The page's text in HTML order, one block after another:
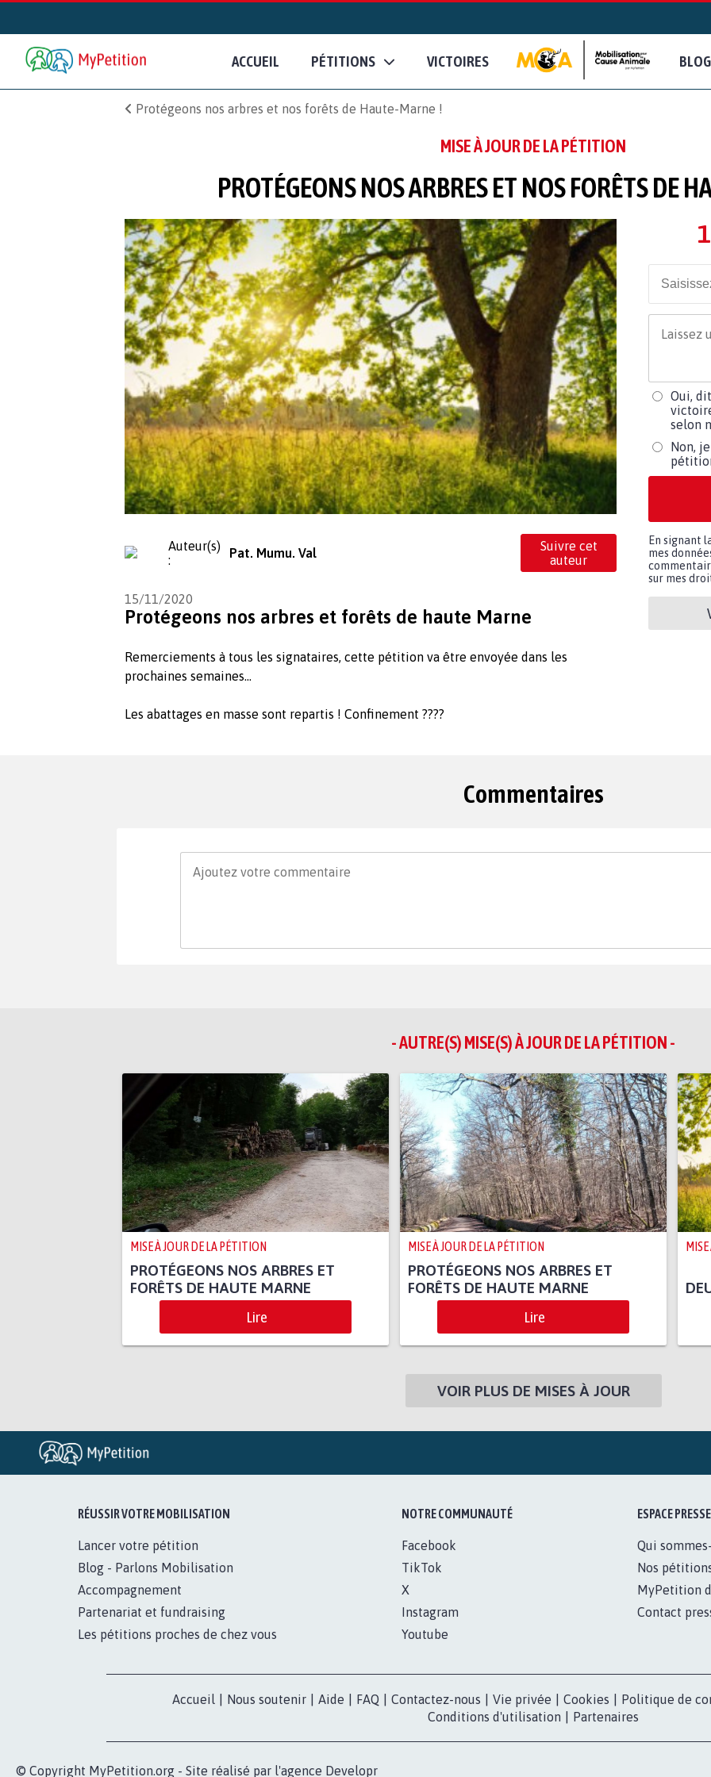
ACCUEIL PÉTITIONS VICTOIRES BLOG
Protégeons nos arbres et nos forêts de Haute-Marne !
MISE À JOUR DE LA PÉTITION
PROTÉGEONS NOS ARBRES ET NOS FORÊTS DE
Auteur(s)
:
Pat. Mumu. Val
Suivre cet
auteur
15/11/2020
Protégeons nos arbres et forêts de haute Marne
Remerciements à tous les signataires, cette pétition va être envoyée dans les
prochaines semaines...
Les abattages en masse sont repartis ! Confinement ????
Oui,
selon
Non,
En signant
mes
sur mes
Commentaires
- AUTRE(S) MISE(S) À JOUR DE LA PÉTITION -
MISE À JOUR DE LA PÉTITION
PROTÉGEONS NOS ARBRES ET
FORÊTS DE HAUTE MARNE
Lire
MISE À JOUR DE LA PÉTITION
PROTÉGEONS NOS ARBRES ET
FORÊTS DE HAUTE MARNE
Lire
VOIR PLUS DE MISES À JOUR
RÉUSSIR VOTRE MOBILISATION
Lancer votre pétition
Blog - Parlons Mobilisation
Accompagnement
Partenariat et fundraising
Les pétitions proches de chez vous
NOTRE COMMUNAUTÉ
Facebook
TikTok
X
Instagram
Youtube
ESPACE PRESSE
Qui
Nos
MyPetition
Contact
Accueil Nous soutenir Aide FAQ Contactez-nous Vie privée Cookies Politique de
Conditions d'utilisation
Partenaires
© Copyright MyPetition.org - Site réalisé par l'agence Developr